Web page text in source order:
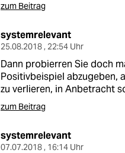
zum Beitrag
systemrelevant
25.08.2018 , 22:54 Uhr
Dann probierren Sie doch
Positivbeispiel abzugeben,
zu verlieren, in Anbetracht
zum Beitrag
systemrelevant
07.07.2018 , 16:14 Uhr